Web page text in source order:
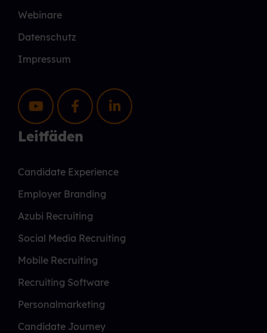
Webinare
Datenschutz
Impressum
Leitfäden
Candidate Experience
Employer Branding
Azubi Recruiting
Social Media Recruiting
Mobile Recruiting
Recruiting Software
Personalmarketing
Candidate Journey